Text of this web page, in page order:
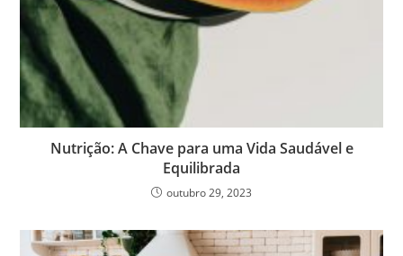
Nutrição: A Chave para uma Vida Saudável e
Equilibrada
outubro 29, 2023